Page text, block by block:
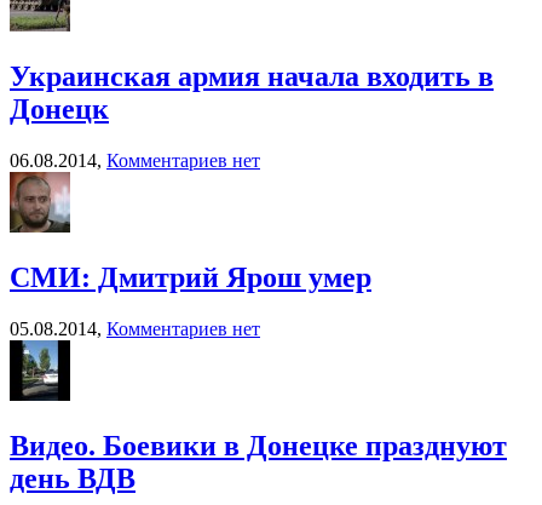
Украинская армия начала входить в
Донецк
06.08.2014, Комментариев нет
СМИ: Дмитрий Ярош умер
05.08.2014, Комментариев нет
Видео. Боевики в Донецке празднуют
день ВДВ